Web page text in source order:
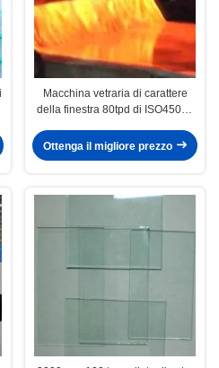
Macchina vetraria di carattere
della finestra 80tpd di ISO45001
Ottenga il migliore prezzo